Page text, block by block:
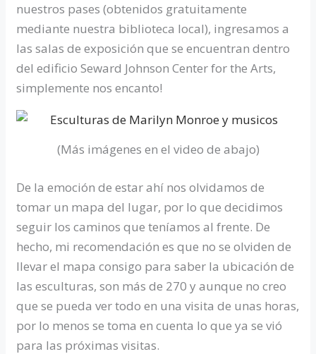
nuestros pases (obtenidos gratuitamente
mediante nuestra biblioteca local), ingresamos a
las salas de exposición que se encuentran dentro
del edificio Seward Johnson Center for the Arts,
simplemente nos encanto!
(Más imágenes en el video de abajo)
De la emoción de estar ahí nos olvidamos de
tomar un mapa del lugar, por lo que decidimos
seguir los caminos que teníamos al frente. De
hecho, mi recomendación es que no se olviden de
llevar el mapa consigo para saber la ubicación de
las esculturas, son más de 270 y aunque no creo
que se pueda ver todo en una visita de unas horas,
por lo menos se toma en cuenta lo que ya se vió
para las próximas visitas.